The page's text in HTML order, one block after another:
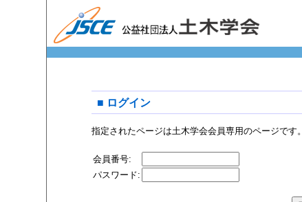
■ ログイン
指定されたページは土木学会会員専用のページです。
会員番号:
パスワード: